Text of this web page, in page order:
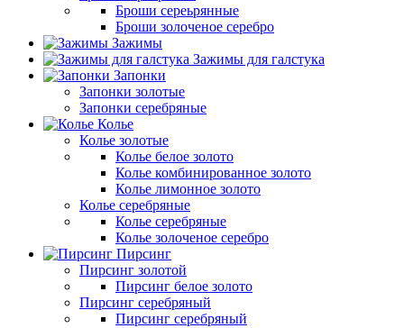
Броши сереьрянные
Броши золоченое серебро
Зажимы
Зажимы для галстука
Запонки
Запонки золотые
Запонки серебряные
Колье
Колье золотые
Колье белое золото
Колье комбинированное золото
Колье лимонное золото
Колье серебряные
Колье серебряные
Колье золоченое серебро
Пирсинг
Пирсинг золотой
Пирсинг белое золото
Пирсинг серебряный
Пирсинг серебряный